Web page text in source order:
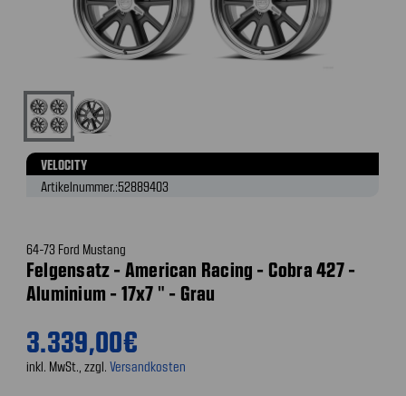
VELOCITY
Artikelnummer.:52889403
64-73 Ford Mustang
Felgensatz - American Racing - Cobra 427 -
Aluminium - 17x7 " - Grau
3.339,00€
inkl. MwSt., zzgl. Versandkosten